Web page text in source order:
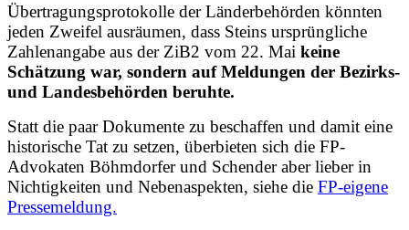
Übertragungsprotokolle der Länderbehörden könnten
jeden Zweifel ausräumen, dass Steins ursprüngliche
Zahlenangabe aus der ZiB2 vom 22. Mai keine
Schätzung war, sondern auf Meldungen der Bezirks-
und Landesbehörden beruhte.
Statt die paar Dokumente zu beschaffen und damit eine
historische Tat zu setzen, überbieten sich die FP-
Advokaten Böhmdorfer und Schender aber lieber in
Nichtigkeiten und Nebenaspekten, siehe die FP-eigene
Pressemeldung.